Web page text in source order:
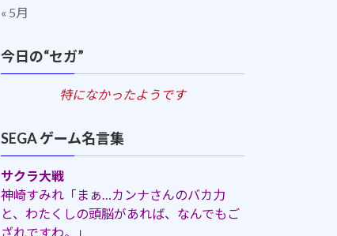
« 5月
今日の“セガ”
特になかったようです
SEGA ゲーム名言集
サクラ大戦
神崎すみれ「まぁ…カンナさんのバカ力
と、わたくしの頭脳があれば、なんでもご
ざれですわ。」